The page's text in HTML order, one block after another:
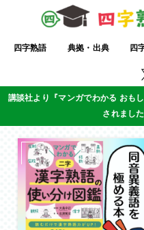
四字熟語 典拠・出典 四
講談社より『マンガでわかる おも
されまし